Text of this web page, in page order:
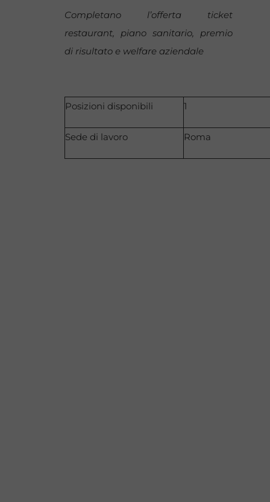
Completano l’offerta ticket
restaurant, piano sanitario, premio
di risultato e welfare aziendale
Posizioni disponibili 1
Sede di lavoro Roma